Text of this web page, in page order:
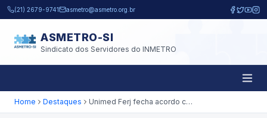
Pular para o conteúdo principal
(21) 2679-9741 asmetro@asmetro.org.br
ASMETRO-SI
Sindicato dos Servidores do INMETRO
Home Destaques Unimed Ferj fecha acordo com ANS para reequilibrar contas. O que muda para o usuário?